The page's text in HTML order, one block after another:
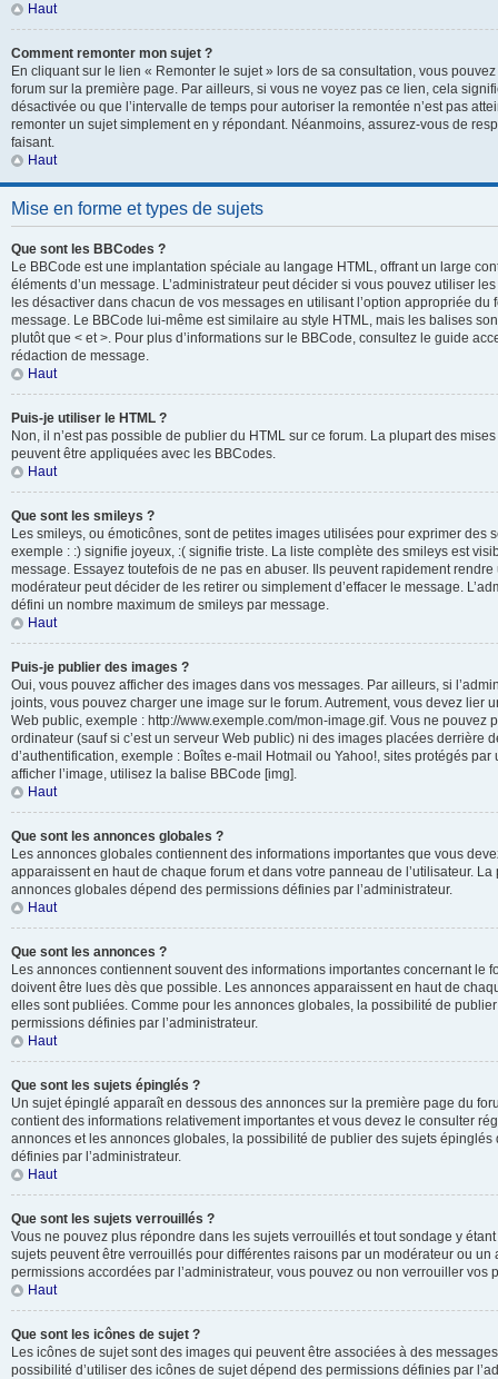
Haut
Comment remonter mon sujet ?
En cliquant sur le lien « Remonter le sujet » lors de sa consultation, vous pouvez
forum sur la première page. Par ailleurs, si vous ne voyez pas ce lien, cela
désactivée ou que l’intervalle de temps pour autoriser la remontée n’est pas
remonter un sujet simplement en y répondant. Néanmoins, assurez-vous de
faisant.
Haut
Mise en forme et types de sujets
Que sont les BBCodes ?
Le BBCode est une implantation spéciale au langage HTML, offrant un large
éléments d’un message. L’administrateur peut décider si vous pouvez utiliser
les désactiver dans chacun de vos messages en utilisant l’option appropriée
message. Le BBCode lui-même est similaire au style HTML, mais les balises
plutôt que < et >. Pour plus d’informations sur le BBCode, consultez le guide
rédaction de message.
Haut
Puis-je utiliser le HTML ?
Non, il n’est pas possible de publier du HTML sur ce forum. La plupart des
peuvent être appliquées avec les BBCodes.
Haut
Que sont les smileys ?
Les smileys, ou émoticônes, sont de petites images utilisées pour exprimer des
exemple : :) signifie joyeux, :( signifie triste. La liste complète des smileys est
message. Essayez toutefois de ne pas en abuser. Ils peuvent rapidement
modérateur peut décider de les retirer ou simplement d’effacer le message.
défini un nombre maximum de smileys par message.
Haut
Puis-je publier des images ?
Oui, vous pouvez afficher des images dans vos messages. Par ailleurs, si
joints, vous pouvez charger une image sur le forum. Autrement, vous devez lier
Web public, exemple : http://www.exemple.com/mon-image.gif. Vous ne pouvez
ordinateur (sauf si c’est un serveur Web public) ni des images placées derrière
d’authentification, exemple : Boîtes e-mail Hotmail ou Yahoo!, sites protégés par
afficher l’image, utilisez la balise BBCode [img].
Haut
Que sont les annonces globales ?
Les annonces globales contiennent des informations importantes que vous
apparaissent en haut de chaque forum et dans votre panneau de l’utilisateur.
annonces globales dépend des permissions définies par l’administrateur.
Haut
Que sont les annonces ?
Les annonces contiennent souvent des informations importantes concernant le
doivent être lues dès que possible. Les annonces apparaissent en haut de
elles sont publiées. Comme pour les annonces globales, la possibilité de
permissions définies par l’administrateur.
Haut
Que sont les sujets épinglés ?
Un sujet épinglé apparaît en dessous des annonces sur la première page du
contient des informations relativement importantes et vous devez le consulter
annonces et les annonces globales, la possibilité de publier des sujets
définies par l’administrateur.
Haut
Que sont les sujets verrouillés ?
Vous ne pouvez plus répondre dans les sujets verrouillés et tout sondage y
sujets peuvent être verrouillés pour différentes raisons par un modérateur ou un
permissions accordées par l’administrateur, vous pouvez ou non verrouiller vos
Haut
Que sont les icônes de sujet ?
Les icônes de sujet sont des images qui peuvent être associées à des
possibilité d’utiliser des icônes de sujet dépend des permissions définies par